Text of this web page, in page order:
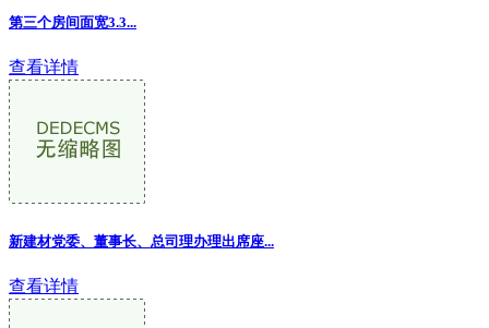
第三个房间面宽3.3...
查看详情
新建材党委、董事长、总司理办理出席座...
查看详情